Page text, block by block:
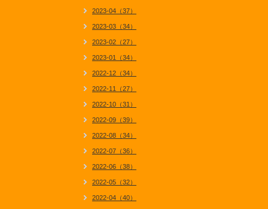
2023-04（37）
2023-03（34）
2023-02（27）
2023-01（34）
2022-12（34）
2022-11（27）
2022-10（31）
2022-09（39）
2022-08（34）
2022-07（36）
2022-06（38）
2022-05（32）
2022-04（40）